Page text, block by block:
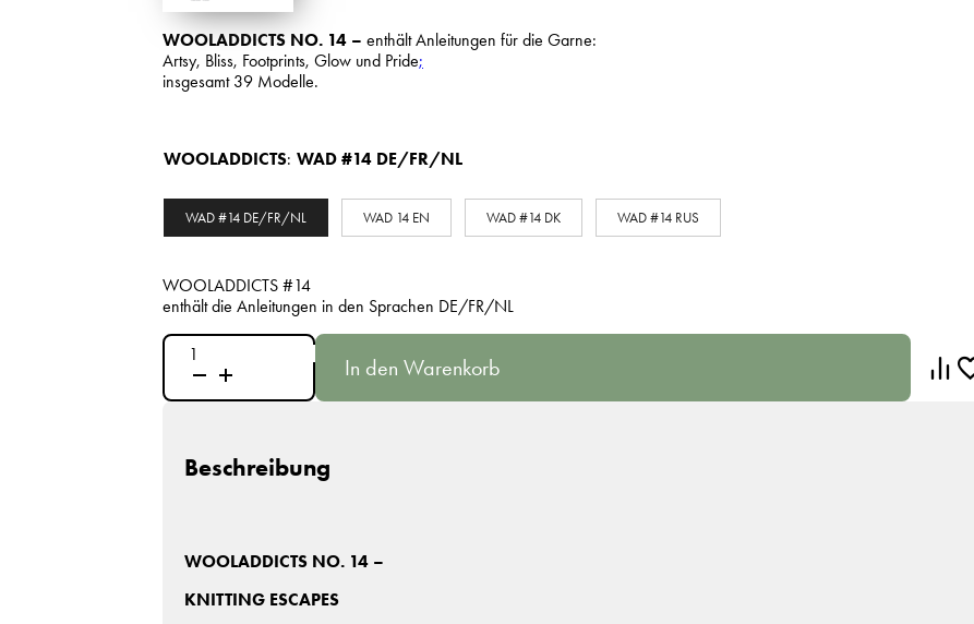
WOOLADDICTS NO. 14 – enthält Anleitungen für die Garne:
Artsy, Bliss, Footprints, Glow und Pride;
insgesamt 39 Modelle.
WOOLADDICTS: WAD #14 DE/FR/NL
WAD #14 DE/FR/NL WAD 14 EN WAD #14 DK WAD #14 RUS
WOOLADDICTS #14
enthält die Anleitungen in den Sprachen DE/FR/NL
WOOLADDICTS
Menge
In den Warenkorb
Beschreibung
WOOLADDICTS NO. 14 –
KNITTING ESCAPES